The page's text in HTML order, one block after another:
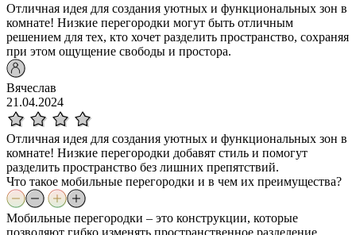
Отличная идея для создания уютных и функциональных зон в
комнате! Низкие перегородки могут быть отличным
решением для тех, кто хочет разделить пространство, сохраняя
при этом ощущение свободы и простора.
Вячеслав
21.04.2024
Отличная идея для создания уютных и функциональных зон в
комнате! Низкие перегородки добавят стиль и помогут
разделить пространство без лишних препятствий.
Что такое мобильные перегородки и в чем их преимущества?
Мобильные перегородки – это конструкции, которые
позволяют гибко изменять пространственное разделение